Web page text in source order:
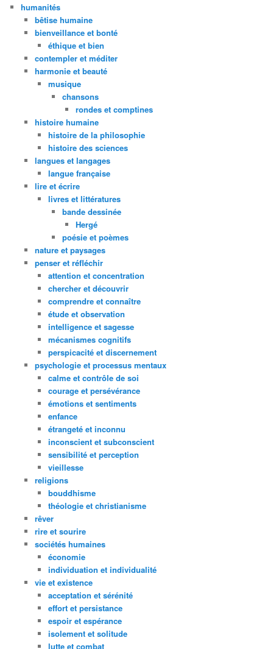
humanités
bêtise humaine
bienveillance et bonté
éthique et bien
contempler et méditer
harmonie et beauté
musique
chansons
rondes et comptines
histoire humaine
histoire de la philosophie
histoire des sciences
langues et langages
langue française
lire et écrire
livres et littératures
bande dessinée
Hergé
poésie et poèmes
nature et paysages
penser et réfléchir
attention et concentration
chercher et découvrir
comprendre et connaître
étude et observation
intelligence et sagesse
mécanismes cognitifs
perspicacité et discernement
psychologie et processus mentaux
calme et contrôle de soi
courage et persévérance
émotions et sentiments
enfance
étrangeté et inconnu
inconscient et subconscient
sensibilité et perception
vieillesse
religions
bouddhisme
théologie et christianisme
rêver
rire et sourire
sociétés humaines
économie
individuation et individualité
vie et existence
acceptation et sérénité
effort et persistance
espoir et espérance
isolement et solitude
lutte et combat